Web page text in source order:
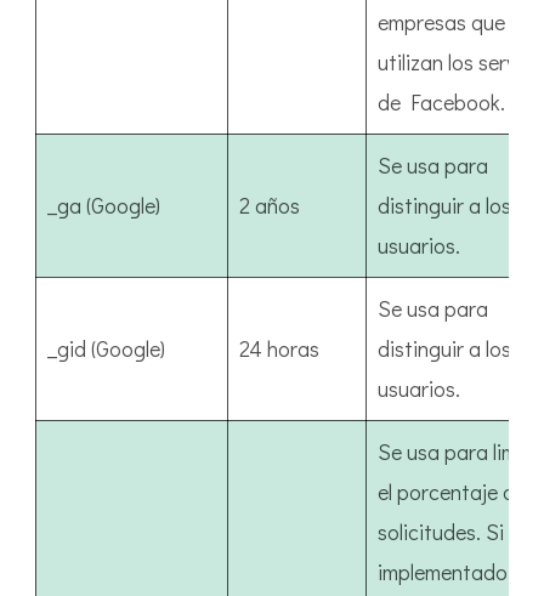
empresas que
utilizan los
de Facebook.
_ga (Google) 2 años
Se usa para
distinguir a los
usuarios.
_gid (Google) 24 horas
Se usa para
distinguir a los
usuarios.
Se usa para
el porcentaje de
solicitudes. Si has
implementado